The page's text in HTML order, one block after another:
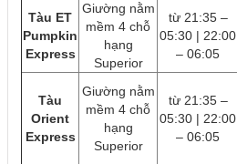
Tàu ET
Pumpkin
Express
Giường nằm
mềm 4 chỗ
hạng
Superior
từ 21:35 –
05:30 | 22:00
– 06:05
Tàu
Orient
Express
Giường nằm
mềm 4 chỗ
hạng
Superior
từ 21:35 –
05:30 | 22:00
– 06:05